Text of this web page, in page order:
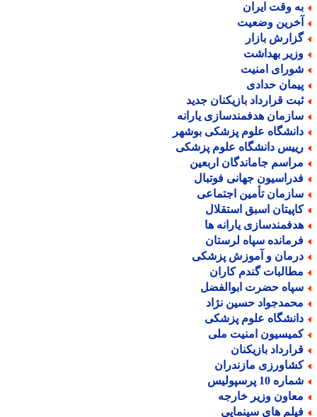
وقت ایران
وضعیت
بازار
بهداشت
امنیت
حدادی
قرارداد بازیکنان جدید
هدفمندسازی یارانه
علوم پزشکی بوشهر
دانشگاه علوم پزشکی
جاماندگان اربعین
جهانی فوتبال
تأمین اجتماعی
اسبق استقلال
یارانه ها
سپاه لرستان
و آموزش پزشکی
گندم کاران
حضرت ابوالفضل
حسین نژاد
علوم پزشکی
امنیت ملی
بازیکنان
مازندران
10 پرسپولیس
وزیر خارجه
های سینمایی